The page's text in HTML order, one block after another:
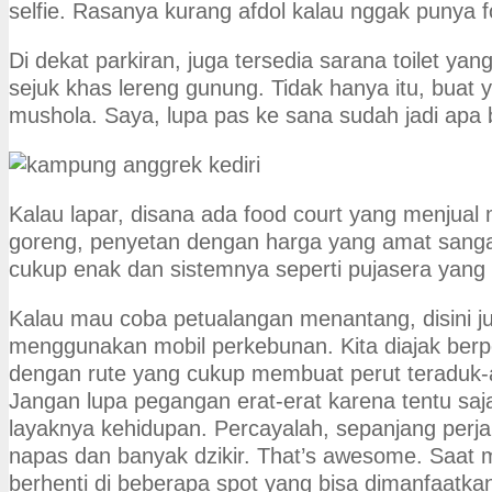
selfie. Rasanya kurang afdol kalau nggak punya
Di dekat parkiran, juga tersedia sarana toilet
sejuk khas lereng gunung. Tidak hanya itu, buat
mushola. Saya, lupa pas ke sana sudah jadi apa
Kalau lapar, disana ada food court yang
goreng, penyetan dengan harga yang amat
cukup enak dan sistemnya seperti pujasera
Kalau mau coba petualangan menantang, disini
menggunakan mobil perkebunan. Kita diajak
dengan rute yang cukup membuat perut
Jangan lupa pegangan erat-erat karena tentu
layaknya kehidupan. Percayalah, sepanjang
napas dan banyak dzikir. That’s awesome. Saat
berhenti di beberapa spot yang bisa